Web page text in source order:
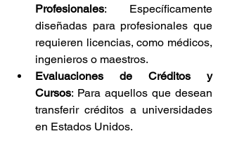
Profesionales: Específicamente
diseñadas para profesionales que
requieren licencias, como médicos,
ingenieros o maestros.
Evaluaciones de Créditos y
Cursos: Para aquellos que desean
transferir créditos a universidades
en Estados Unidos.